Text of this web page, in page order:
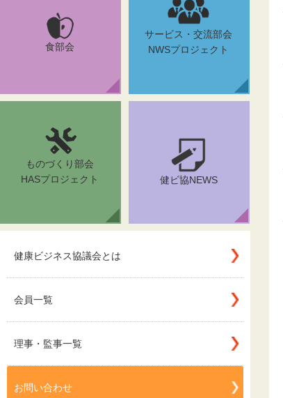
食部会
サービス・交流部会
NWSプロジェクト
ものづくり部会
HASプロジェクト
健ビ協NEWS
健康ビジネス協議会とは
会員一覧
理事・監事一覧
お問い合わせ